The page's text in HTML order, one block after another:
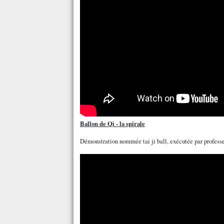
Ballon de Qi - la spirale
Démonstration nommée tai ji ball, exécutée par